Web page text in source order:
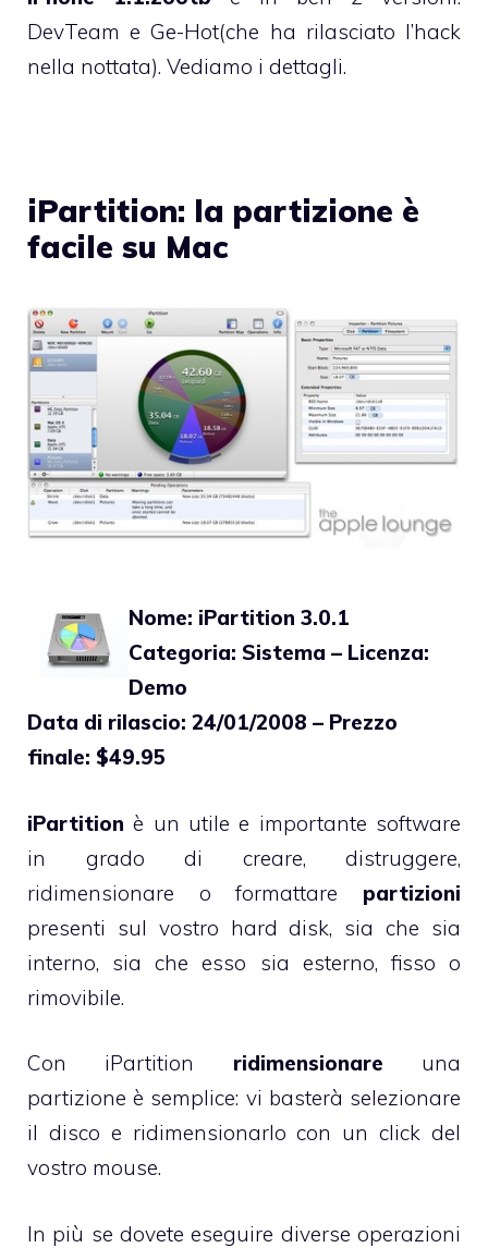
DevTeam e Ge-Hot(che ha rilasciato l’hack
nella nottata). Vediamo i dettagli.
iPartition: la partizione è
facile su Mac
Nome: iPartition 3.0.1
Categoria: Sistema – Licenza:
Demo
Data di rilascio: 24/01/2008 – Prezzo
finale: $49.95
iPartition è un utile e importante software
in grado di creare, distruggere,
ridimensionare o formattare partizioni
presenti sul vostro hard disk, sia che sia
interno, sia che esso sia esterno, fisso o
rimovibile.
Con iPartition ridimensionare una
partizione è semplice: vi basterà selezionare
il disco e ridimensionarlo con un click del
vostro mouse.
In più se dovete eseguire diverse operazioni